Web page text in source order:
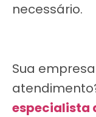
necessário.
Sua
especialista